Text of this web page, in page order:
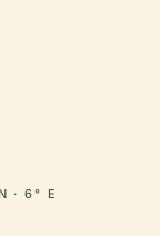
· 6° E